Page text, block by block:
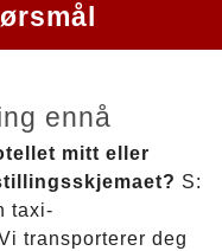
ennå
mitt eller
S:
taxi-
transporterer deg